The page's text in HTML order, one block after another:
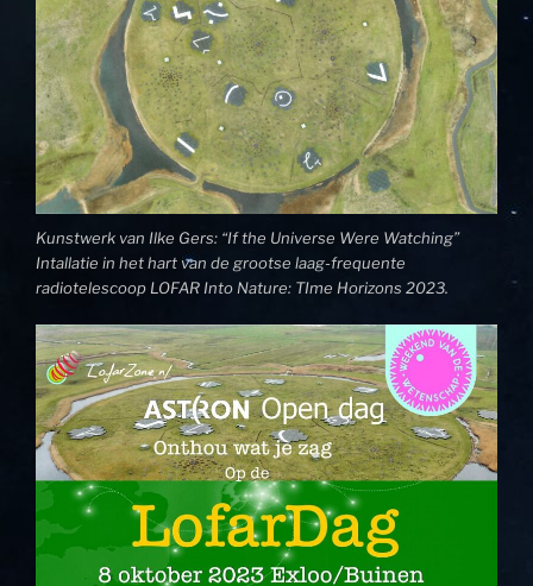
Kunstwerk van Ilke Gers: “If the Universe Were Watching”
Intallatie in het hart van de grootse laag-frequente
radiotelescoop LOFAR Into Nature: TIme Horizons 2023.